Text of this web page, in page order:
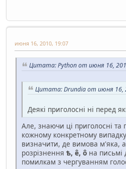
июня 16, 2010, 19:07
Цитата: Python от июня 16,
Цитата: Drundia от июня 16,
Деякі приголосні ні перед
Але, знаючи ці приголосні та
кожному конкретному
визначити, де вимова м'яка, а
розрізнення ѣ, ê, ô на письмі
помилкам з чергуванням